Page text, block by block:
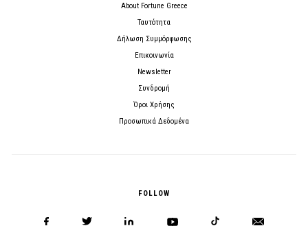
About Fortune Greece
Ταυτότητα
Δήλωση Συμμόρφωσης
Επικοινωνία
Newsletter
Συνδρομή
Όροι Χρήσης
Προσωπικά Δεδομένα
FOLLOW